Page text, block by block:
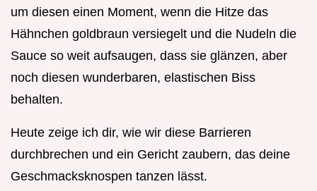
um diesen einen Moment, wenn die Hitze das
Hähnchen goldbraun versiegelt und die Nudeln die
Sauce so weit aufsaugen, dass sie glänzen, aber
noch diesen wunderbaren, elastischen Biss
behalten.
Heute zeige ich dir, wie wir diese Barrieren
durchbrechen und ein Gericht zaubern, das deine
Geschmacksknospen tanzen lässt.